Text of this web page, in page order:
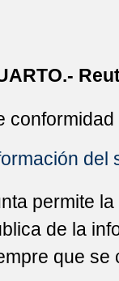
del
permite
de la
que se